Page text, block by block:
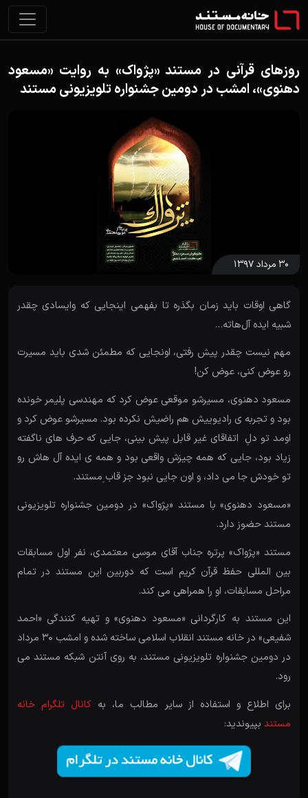
روزهای قرآنی در مستند «پژواک» به روایت «مسعود
دهنوی»، امشب در دومین جشنواره تلویزیونی مستند
۳۰ مرداد ۱۳۹۷
گاهى اوقات باید زمان بگذره تا بفهمی اینجایی که وایسادی چقدر
شبیه ایده آل‌هاته…
مهم نیست چقدر پیش رفتی، اونجایی که مطمئن شدی باید مسیرت
رو عوض کنی، عوض کن!
مسعود دهنوی، مسیرشو موقعی عوض کرد که مهندسی پلیمر خونده
بود و تجربه ی رادیوییش هم راضیش نکرده بود. مسیرشو عوض کرد و
اومد تو دلِ اتفاقای غیر قابل پیش بینی، جایی که حرف های ناگفته
زیاد بود، جایی که همه چیزش واقعی بود و همه ی ایده آل هاش رو
تو خودش جا می داد، و اون جایی نبود جز قاب ِمستند.
«مسعود دهنوی» با مستند «پژواک» در دومین جشنواره تلویزیونی
مستند حضوز دارد.
مستند «پژواک» پرتره جناب آقای موسی معتمدی، نفر اول مسابقات
بین المللی حفظ قرآن کریم است که دوربین این مستند در تمام
مراحل مسابقات، او را همراهی می کند.
این مستند به کارگردانی «مسعود دهنوی» و تهیه کنندگی «احمد
شفیعی» در خانه مستند انقلاب اسلامی ساخته شده و امشب 30 مرداد
در دومین جشنواره تلویزیونی مستند، به روی آنتن شبکه مستند می
رود.
برای اطلاع و استفاده از سایر مطالب ما، به کانال تلگرام خانه
مستندبپیوندید: